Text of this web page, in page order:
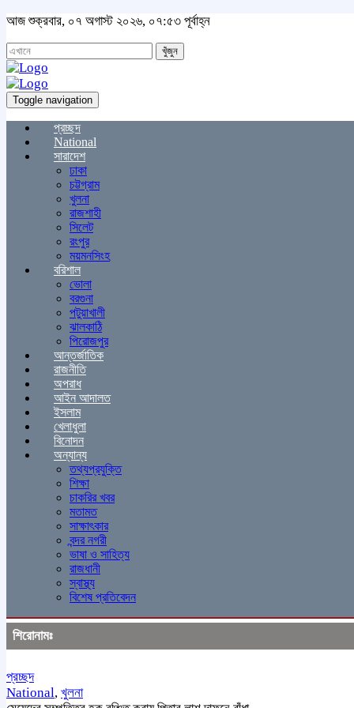
আজ শুক্রবার, ০৭ অগাস্ট ২০২৬, ০৭:৫৩ পূর্বাহ্ন
খুঁজুন
Toggle navigation
প্রচ্ছদ
National
সারাদেশ
ঢাকা
চট্টগ্রাম
খুলনা
রাজশাহী
সিলেট
রংপুর
ময়মনসিংহ
বরিশাল
ভোলা
বরগুনা
পটুয়াখালী
ঝালকাঠি
পিরোজপুর
আন্তর্জাতিক
রাজনীতি
অপরাধ
আইন আদালত
ইসলাম
খেলাধুলা
বিনোদন
অন্যান্য
তথ্যপ্রযুক্তি
শিক্ষা
চাকরির খবর
মতামত
সাক্ষাৎকার
বন্দর নগরী
ভাষা ও সাহিত্য
রাজধানী
স্বাস্থ্য
বিশেষ প্রতিবেদন
শিরোনামঃ
প্রচ্ছদ
National, খুলনা